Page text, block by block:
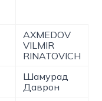
AXMEDOV
VILMIR
RINATOVICH
Шамурад
Даврон